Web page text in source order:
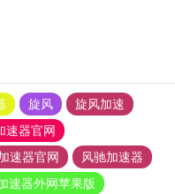
旋风
旋风加速
速器官网
速器官网
风驰加速器
速器外网苹果版